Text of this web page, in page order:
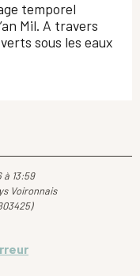
temporel
Mil. A travers
sous les eaux
à 13:59
Voironnais
)